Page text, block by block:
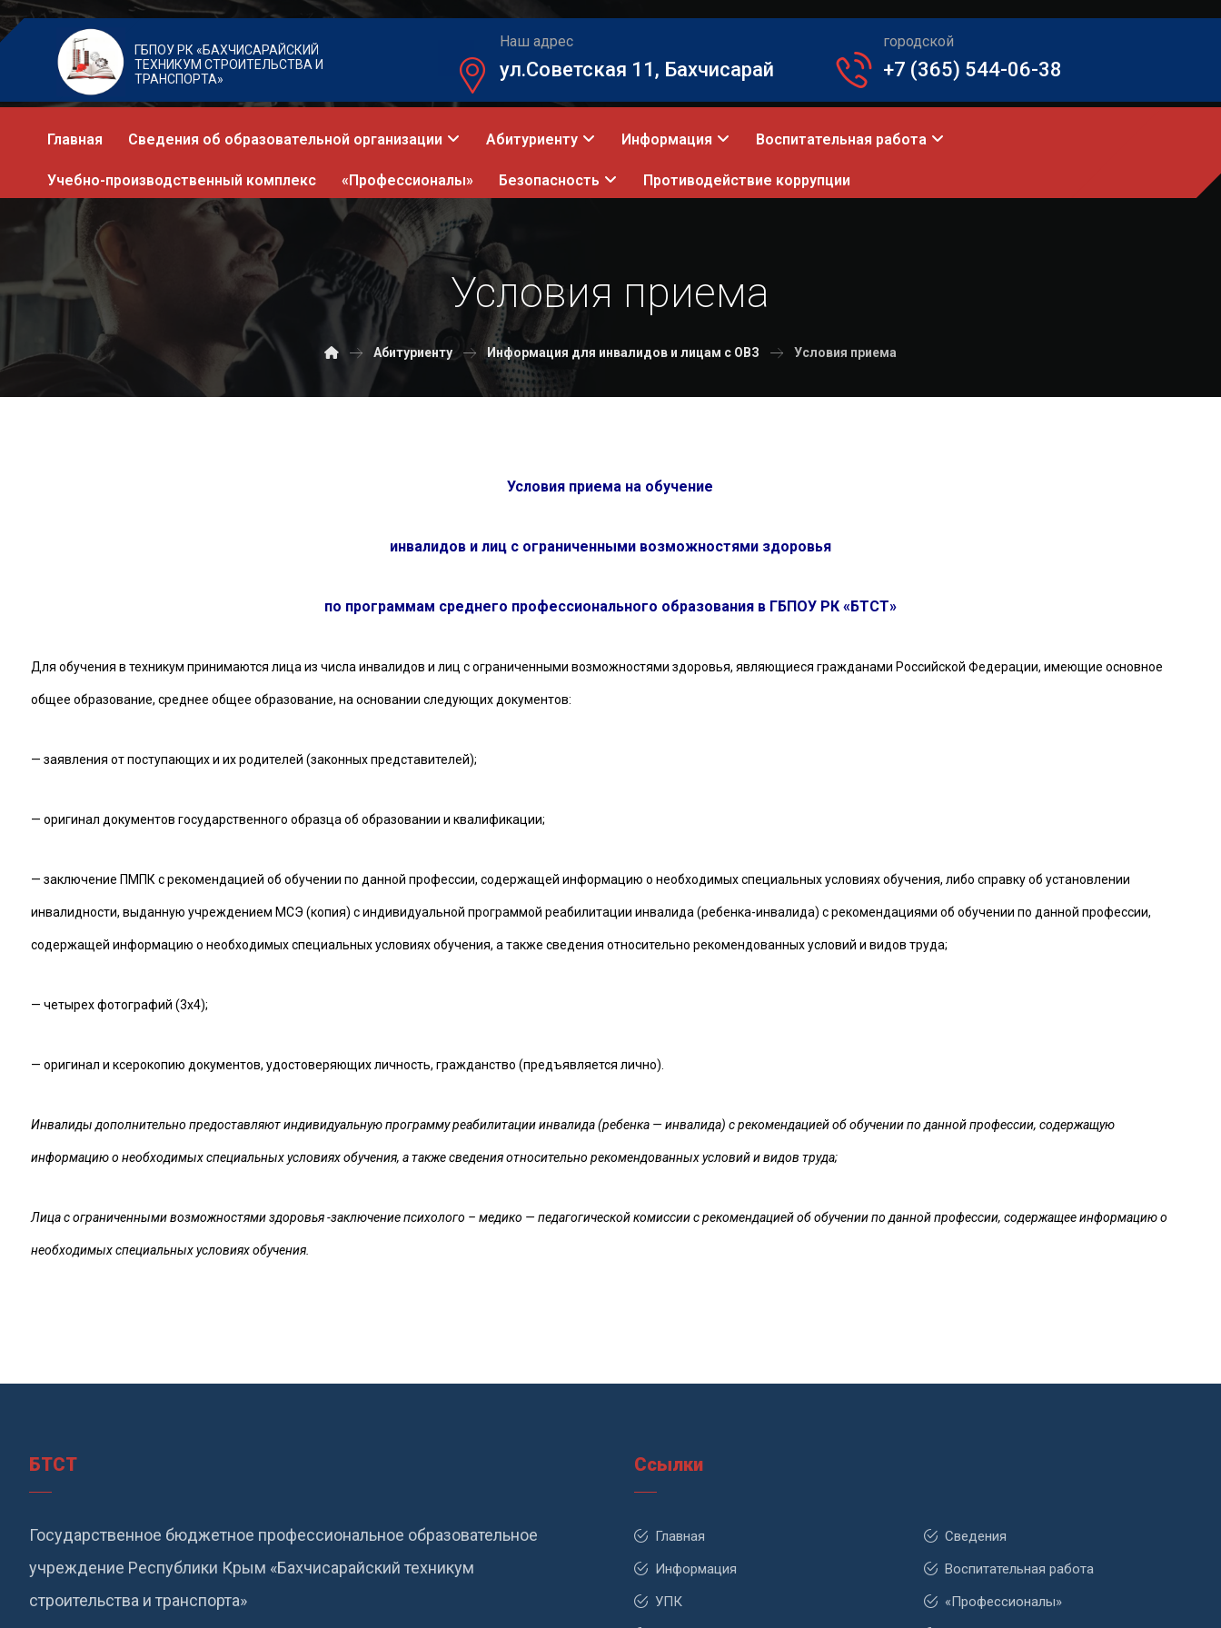
ГБПОУ РК «БАХЧИСАРАЙСКИЙ
ТЕХНИКУМ СТРОИТЕЛЬСТВА И
ТРАНСПОРТА»
Наш адрес
ул.Советская 11, Бахчисарай
городской
+7 (365) 544-06-38
Главная Сведения об образовательной организации Абитуриенту Информация Воспитательная работа
Учебно-производственный комплекс «Профессионалы» Безопасность Противодействие коррупции
Условия приема
Абитуриенту Информация для инвалидов и лицам с ОВЗ Условия приема
Условия приема на обучение
инвалидов и лиц с ограниченными возможностями здоровья
по программам среднего профессионального образования в ГБПОУ РК «БТСТ»
Для обучения в техникум принимаются лица из числа инвалидов и лиц с ограниченными возможностями здоровья, являющиеся гражданами Российской Федерации, имеющие основное
общее образование, среднее общее образование, на основании следующих документов:
— заявления от поступающих и их родителей (законных представителей);
— оригинал документов государственного образца об образовании и квалификации;
— заключение ПМПК с рекомендацией об обучении по данной профессии, содержащей информацию о необходимых специальных условиях обучения, либо справку об установлении
инвалидности, выданную учреждением МСЭ (копия) с индивидуальной программой реабилитации инвалида (ребенка-инвалида) с рекомендациями об обучении по данной профессии,
содержащей информацию о необходимых специальных условиях обучения, а также сведения относительно рекомендованных условий и видов труда;
— четырех фотографий (3х4);
— оригинал и ксерокопию документов, удостоверяющих личность, гражданство (предъявляется лично).
Инвалиды дополнительно предоставляют индивидуальную программу реабилитации инвалида (ребенка — инвалида) с рекомендацией об обучении по данной профессии, содержащую
информацию о необходимых специальных условиях обучения, а также сведения относительно рекомендованных условий и видов труда;
Лица с ограниченными возможностями здоровья -заключение психолого – медико — педагогической комиссии с рекомендацией об обучении по данной профессии, содержащее информацию о
необходимых специальных условиях обучения.
БТСТ
Государственное бюджетное профессиональное образовательное
учреждение Республики Крым «Бахчисарайский техникум
строительства и транспорта»
Ссылки
Главная
Сведения
Информация
Воспитательная работа
УПК
«Профессионалы»